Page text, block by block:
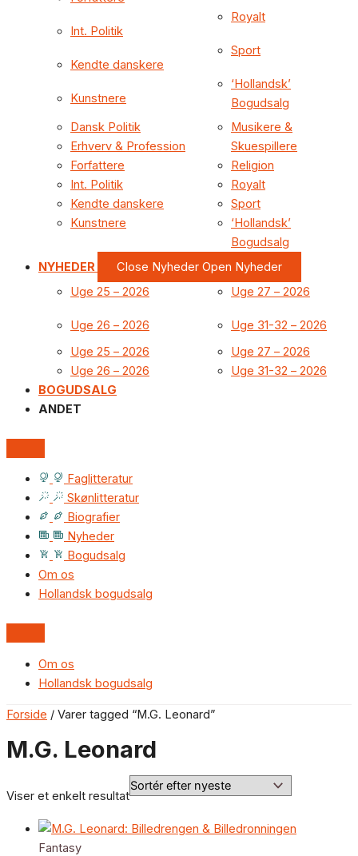
Int. Politik
Kendte danskere
Kunstnere
Royalt
Sport
‘Hollandsk’
Bogudsalg
Dansk Politik
Erhverv & Profession
Forfattere
Int. Politik
Kendte danskere
Kunstnere
Musikere &
Skuespillere
Religion
Royalt
Sport
‘Hollandsk’
Bogudsalg
NYHEDER
Close Nyheder Open Nyheder
Uge 25 – 2026
Uge 26 – 2026
Uge 27 – 2026
Uge 31-32 – 2026
Uge 25 – 2026
Uge 26 – 2026
Uge 27 – 2026
Uge 31-32 – 2026
BOGUDSALG
ANDET
Faglitteratur
Skønlitteratur
Biografier
Nyheder
Bogudsalg
Om os
Hollandsk bogudsalg
Om os
Hollandsk bogudsalg
Forside / Varer tagged “M.G. Leonard”
M.G. Leonard
Viser et enkelt resultat
Fantasy